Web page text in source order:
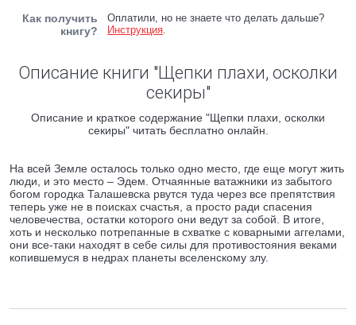
Как получить
книгу?
Оплатили, но не знаете что делать дальше?
Инструкция.
Описание книги "Щепки плахи, осколки
секиры"
Описание и краткое содержание "Щепки плахи, осколки
секиры" читать бесплатно онлайн.
На всей Земле осталось только одно место, где еще могут жить
люди, и это место – Эдем. Отчаянные ватажники из забытого
богом городка Талашевска рвутся туда через все препятствия
теперь уже не в поисках счастья, а просто ради спасения
человечества, остатки которого они ведут за собой. В итоге,
хоть и несколько потрепанные в схватке с коварными аггелами,
они все-таки находят в себе силы для противостояния веками
копившемуся в недрах планеты вселенскому злу.